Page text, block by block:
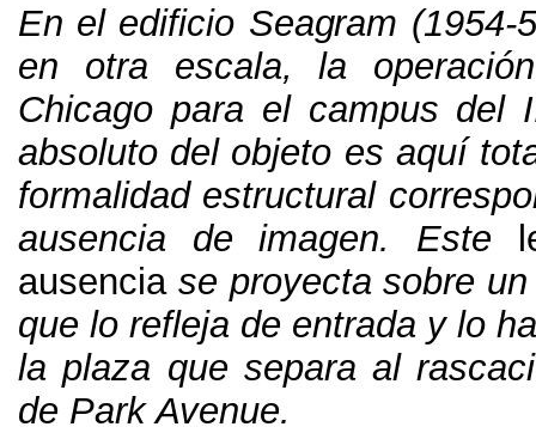
En el edificio Seagram (1954-
en otra escala, la
Chicago para el campus del
absoluto del objeto es aquí
formalidad estructural
ausencia de imagen. Este
ausenciase proyecta sobre un
que lo refleja de entrada y lo
la plaza que separa al
de Park Avenue.